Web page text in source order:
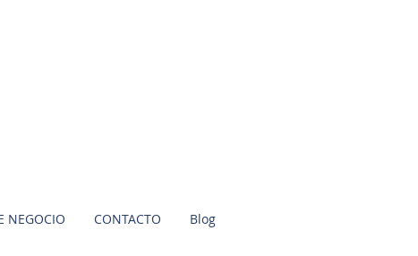
NEGOCIO CONTACTO Blog